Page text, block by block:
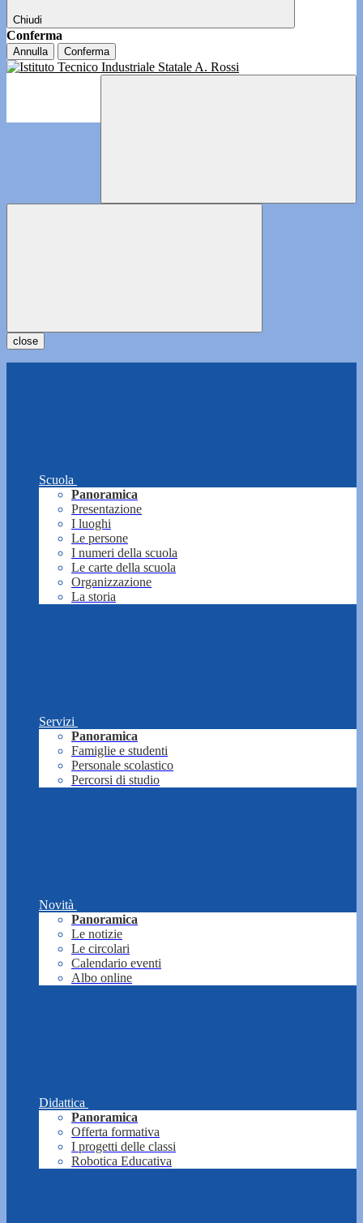
Chiudi
Conferma
Annulla Conferma
close
Scuola
Panoramica
Presentazione
I luoghi
Le persone
I numeri della scuola
Le carte della scuola
Organizzazione
La storia
Servizi
Panoramica
Famiglie e studenti
Personale scolastico
Percorsi di studio
Novità
Panoramica
Le notizie
Le circolari
Calendario eventi
Albo online
Didattica
Panoramica
Offerta formativa
I progetti delle classi
Robotica Educativa